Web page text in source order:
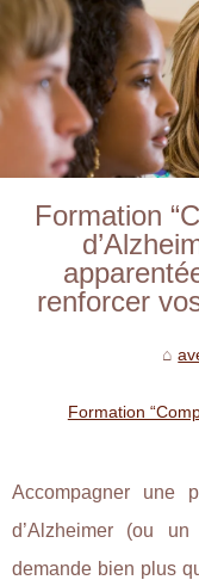
Formation
renforcer
Formation
Accompagner une
d’Alzheimer (ou un
demande bien plus